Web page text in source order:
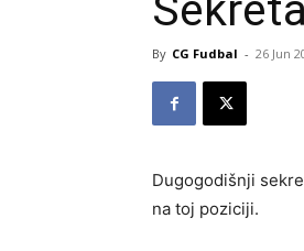
By CG Fudbal - 26 Jun
Dugogodišnji
na toj poziciji.